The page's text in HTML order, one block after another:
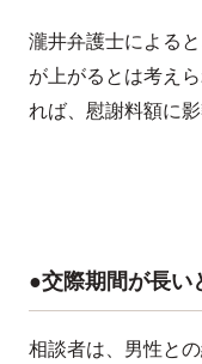
瀧井弁護士による
が上がるとは考え
れば、慰謝料額に
●交際期間が長い
相談者は、男性と